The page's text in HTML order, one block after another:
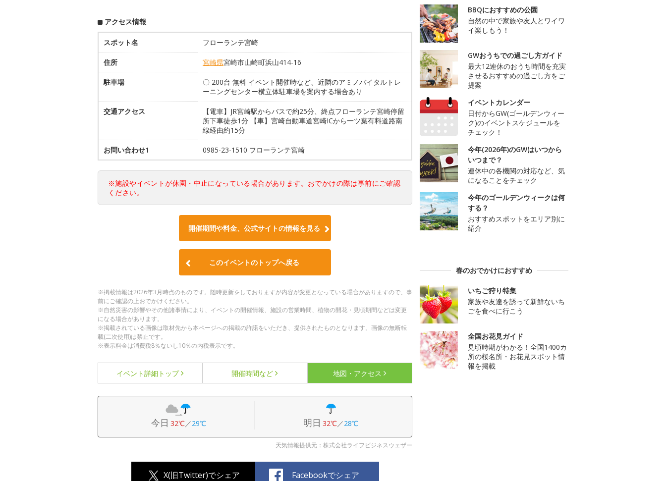
アクセス情報
スポット名 フローランテ宮崎
住所 宮崎県宮崎市山崎町浜山414-16
駐車場
〇 200台 無料 イベント開催時など、近隣のアミノバイタルトレ
ーニングセンター横立体駐車場を案内する場合あり
交通アクセス
【電車】JR宮崎駅からバスで約25分、終点フローランテ宮崎停留
所下車徒歩1分 【車】宮崎自動車道宮崎ICから一ツ葉有料道路南
線経由約15分
お問い合わせ1 0985-23-1510 フローランテ宮崎
※施設やイベントが休園・中止になっている場合があります。おでかけの際は事前にご確認
ください。
開催期間や料金、公式サイトの情報を見る
このイベントのトップへ戻る
※掲載情報は2026年3月時点のものです。随時更新をしておりますが内容が変更となっている場合がありますので、事
前にご確認の上おでかけください。
※自然災害の影響やその他諸事情により、イベントの開催情報、施設の営業時間、植物の開花・見頃期間などは変更
になる場合があります。
※掲載されている画像は取材先から本ページへの掲載の許諾をいただき、提供されたものとなります。画像の無断転
載(二次使用)は禁止です。
※表示料金は消費税8％ないし10％の内税表示です。
イベント詳細 トップ 開催時間など 地図・アクセス
今日 32℃／29℃ 明日 32℃／28℃
天気情報提供元：株式会社ライフビジネスウェザー
X(旧Twitter)でシェア Facebookでシェア
BBQにおすすめの公園
自然の中で家族や友人とワイワ
イ楽しもう！
GWおうちでの過ごし方ガイド
最大12連休のおうち時間を充実
させるおすすめの過ごし方をご
提案
イベントカレンダー
日付からGW(ゴールデンウィー
ク)のイベントスケジュールを
チェック！
今年(2026年)のGWはいつから
いつまで？
連休中の各機関の対応など、気
になることをチェック
今年のゴールデンウィークは何
する？
おすすめスポットをエリア別に
紹介
春のおでかけにおすすめ
いちご狩り特集
家族や友達を誘って新鮮ないち
ごを食べに行こう
全国お花見ガイド
見頃時期がわかる！全国1400カ
所の桜名所・お花見スポット情
報を掲載